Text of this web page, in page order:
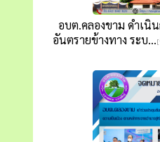
อบต.คลองขาม ดำเนิ
อันตรายข้างทาง ระบ...